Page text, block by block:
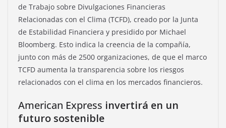
de Trabajo sobre Divulgaciones Financieras
Relacionadas con el Clima (TCFD), creado por la Junta
de Estabilidad Financiera y presidido por Michael
Bloomberg. Esto indica la creencia de la compañía,
junto con más de 2500 organizaciones, de que el marco
TCFD aumenta la transparencia sobre los riesgos
relacionados con el clima en los mercados financieros.
American Express invertirá en un
futuro sostenible